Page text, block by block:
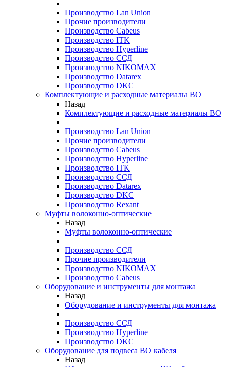
Производство Lan Union
Прочие производители
Производство Cabeus
Производство ITK
Производство Hyperline
Производство ССД
Производство NIKOMAX
Производство Datarex
Производство DKC
Комплектующие и расходные материалы ВО
Назад
Комплектующие и расходные материалы ВО
Производство Lan Union
Прочие производители
Производство Cabeus
Производство Hyperline
Производство ITK
Производство ССД
Производство Datarex
Производство DKC
Производство Rexant
Муфты волоконно-оптические
Назад
Муфты волоконно-оптические
Производство ССД
Прочие производители
Производство NIKOMAX
Производство Cabeus
Оборудование и инструменты для монтажа
Назад
Оборудование и инструменты для монтажа
Производство ССД
Производство Hyperline
Производство DKC
Оборудование для подвеса ВО кабеля
Назад